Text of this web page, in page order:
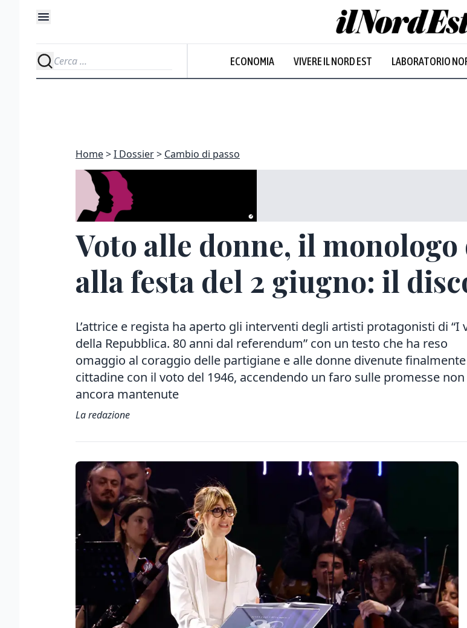
ECONOMIA VIVERE IL NORD EST LABORATORIO
Home I Dossier Cambio di passo
Voto alle donne, il
alla festa del 2 giugno: il
L’attrice e regista ha aperto gli interventi degli artisti protagonisti di “I
della Repubblica. 80 anni dal referendum” con un testo che ha reso
omaggio al coraggio delle partigiane e alle donne divenute finalmente
cittadine con il voto del 1946, accendendo un faro sulle promesse non
ancora mantenute
La redazione